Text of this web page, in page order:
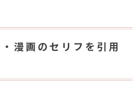
漫画のセリフを引用